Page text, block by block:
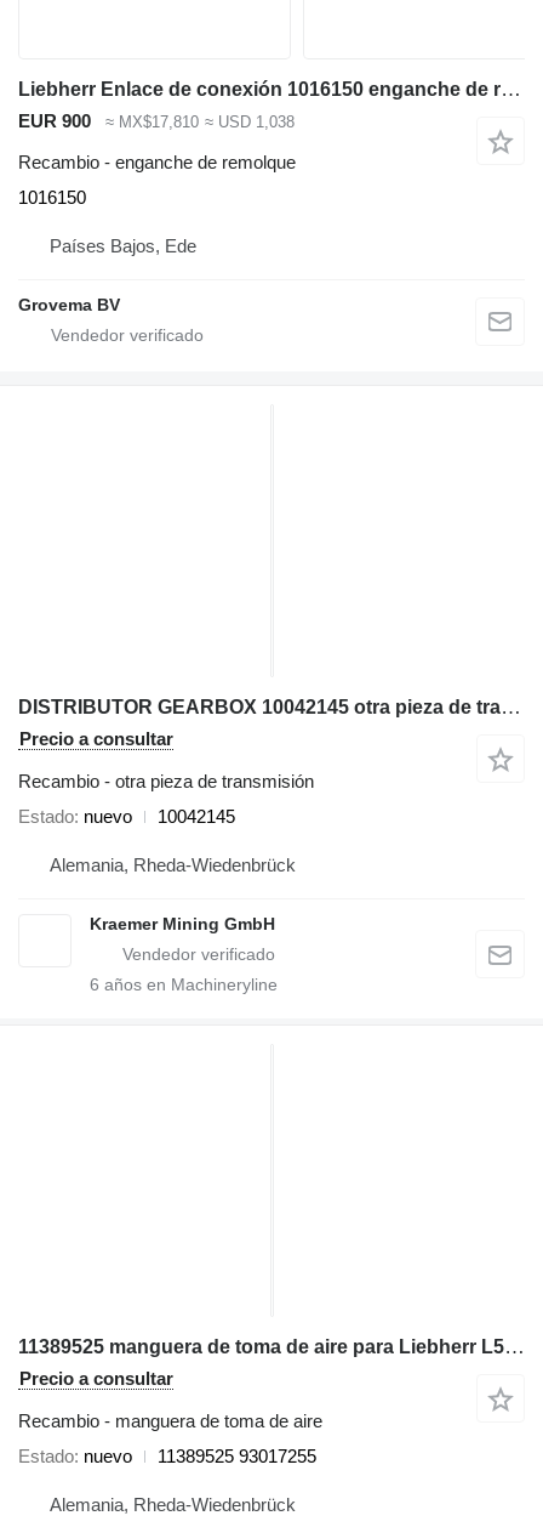
Liebherr Enlace de conexión 1016150 enganche de remolque para Liebherr L550 / L556 cargadora de ruedas
EUR 900 ≈ MX$17,810 ≈ USD 1,038
Recambio - enganche de remolque
1016150
Países Bajos, Ede
Grovema BV
DISTRIBUTOR GEARBOX 10042145 otra pieza de transmisión para Liebherr L550; L556; L576; L580; L584; L586 cargadora de ruedas
Precio a consultar
Recambio - otra pieza de transmisión
Estado nuevo 10042145
Alemania, Rheda-Wiedenbrück
Kraemer Mining GmbH
6 años en Machineryline
11389525 manguera de toma de aire para Liebherr L550; L556 cargadora de ruedas
Precio a consultar
Recambio - manguera de toma de aire
Estado nuevo 11389525 93017255
Alemania, Rheda-Wiedenbrück